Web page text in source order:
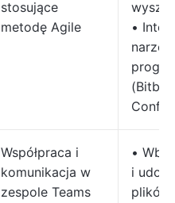
stosujące
metodę Agile
•
Współpraca i
komunikacja w
zespole Teams
•
i
plików